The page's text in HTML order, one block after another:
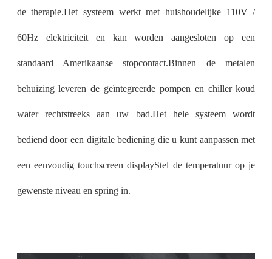
de therapie.Het systeem werkt met huishoudelijke 110V /
60Hz elektriciteit en kan worden aangesloten op een
standaard Amerikaanse stopcontact.Binnen de metalen
behuizing leveren de geïntegreerde pompen en chiller koud
water rechtstreeks aan uw bad.Het hele systeem wordt
bediend door een digitale bediening die u kunt aanpassen met
een eenvoudig touchscreen displayStel de temperatuur op je
gewenste niveau en spring in.